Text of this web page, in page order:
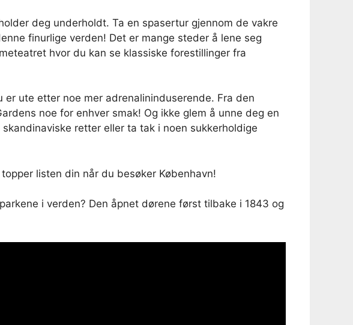
deg underholdt. Ta en spasertur gjennom de vakre
finurlige verden! Det er mange steder å lene seg
hvor du kan se klassiske forestillinger fra
ute etter noe mer adrenalininduserende. Fra den
noe for enhver smak! Og ikke glem å unne deg en
retter eller ta tak i noen sukkerholdige
listen din når du besøker København!
i verden? Den åpnet dørene først tilbake i 1843 og